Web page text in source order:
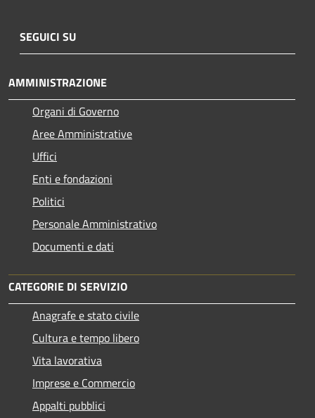
SEGUICI SU
AMMINISTRAZIONE
Organi di Governo
Aree Amministrative
Uffici
Enti e fondazioni
Politici
Personale Amministrativo
Documenti e dati
CATEGORIE DI SERVIZIO
Anagrafe e stato civile
Cultura e tempo libero
Vita lavorativa
Imprese e Commercio
Appalti pubblici